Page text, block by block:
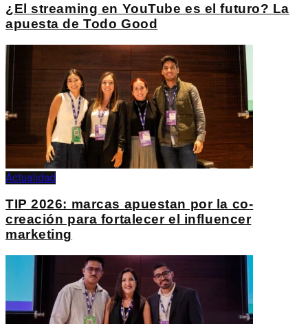
¿El streaming en YouTube es el futuro? La
apuesta de Todo Good
Actualidad
TIP 2026: marcas apuestan por la co-
creación para fortalecer el influencer
marketing